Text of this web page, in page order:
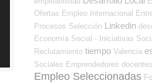
Ofertas Empleo Internacional
Procesos Selección Linkedin
Economía Social - Iniciativas
Reclutamiento tiempo Valencia
Sociales Emprendedores docentes
Empleo Seleccionadas